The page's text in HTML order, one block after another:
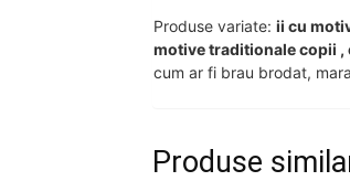
Produse variate: ii cu
motive traditionale copii
cum ar fi brau brodat,
Produse